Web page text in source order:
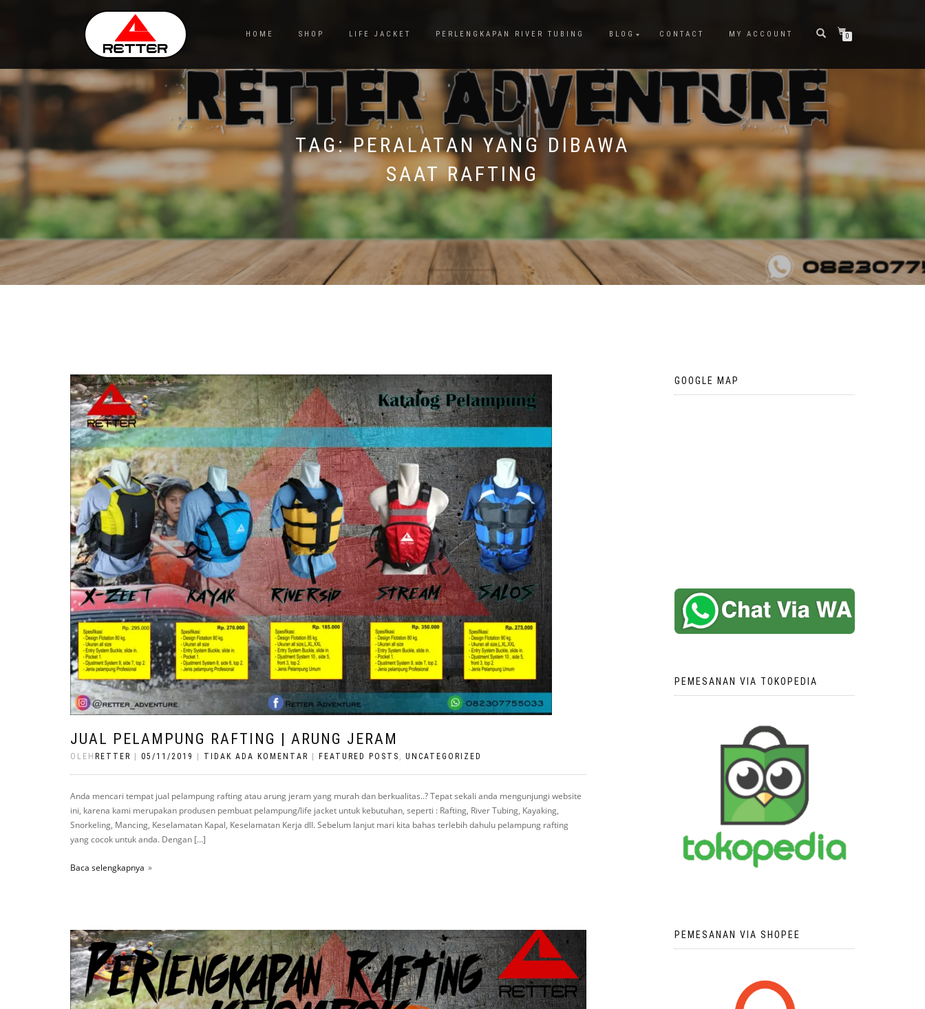
HOME SHOP LIFE JACKET PERLENGKAPAN RIVER TUBING BLOG CONTACT MY ACCOUNT 0
TAG:PERALATAN YANG DIBAWA
SAAT RAFTING
JUAL PELAMPUNG RAFTING | ARUNG JERAM
OLEH RETTER 05/11/2019 TIDAK ADA KOMENTAR FEATURED POSTS , UNCATEGORIZED
Anda mencari tempat jual pelampung rafting atau arung jeram yang murah dan berkualitas..? Tepat sekali anda mengunjungi website
ini, karena kami merupakan produsen pembuat pelampung/life jacket untuk kebutuhan, seperti : Rafting, River Tubing, Kayaking,
Snorkeling, Mancing, Keselamatan Kapal, Keselamatan Kerja dll. Sebelum lanjut mari kita bahas terlebih dahulu pelampung rafting
yang cocok untuk anda. Dengan […]
Baca selengkapnya
GOOGLE MAP
PEMESANAN VIA TOKOPEDIA
PEMESANAN VIA SHOPEE